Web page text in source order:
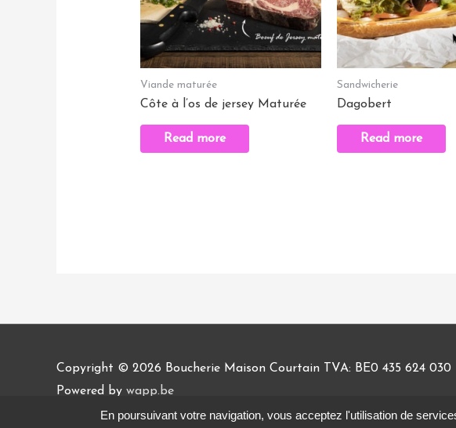
Viande maturée
Côte à l’os de jersey Maturée
Read more
Sandwicherie
Dagobert
Read more
Copyright © 2026 Boucherie Maison Courtain TVA: BE0 435 624 030
Powered by wapp.be
En poursuivant votre navigation, vous acceptez l'utilisation de